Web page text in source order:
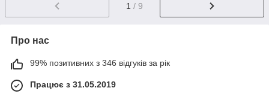
1 / 9
Про нас
99% позитивних з 346 відгуків за рік
Працює з 31.05.2019